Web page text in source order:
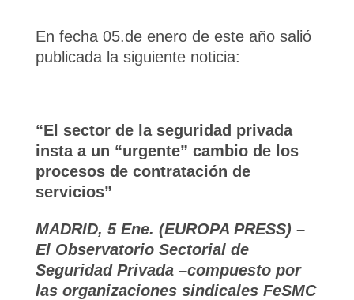
En fecha 05.de enero de este año salió
publicada la siguiente noticia:
“El sector de la seguridad privada
insta a un “urgente” cambio de los
procesos de contratación de
servicios”
MADRID, 5 Ene. (EUROPA PRESS) –
El Observatorio Sectorial de
Seguridad Privada –compuesto por
las organizaciones sindicales FeSMC